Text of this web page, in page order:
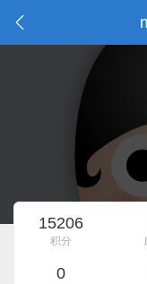
15206
积分
0